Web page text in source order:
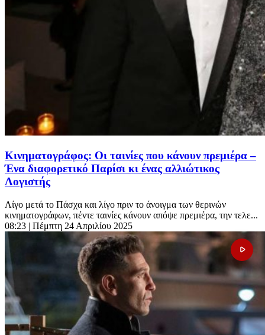
Κινηματογράφος: Οι ταινίες που κάνουν πρεμιέρα –
Ένα διαφορετικό Παρίσι κι ένας αλλιώτικος
Λογιστής
Λίγο μετά το Πάσχα και λίγο πριν το άνοιγμα των θερινών
κινηματογράφων, πέντε ταινίες κάνουν απόψε πρεμιέρα, την τελε...
08:23 | Πέμπτη 24 Απριλίου 2025